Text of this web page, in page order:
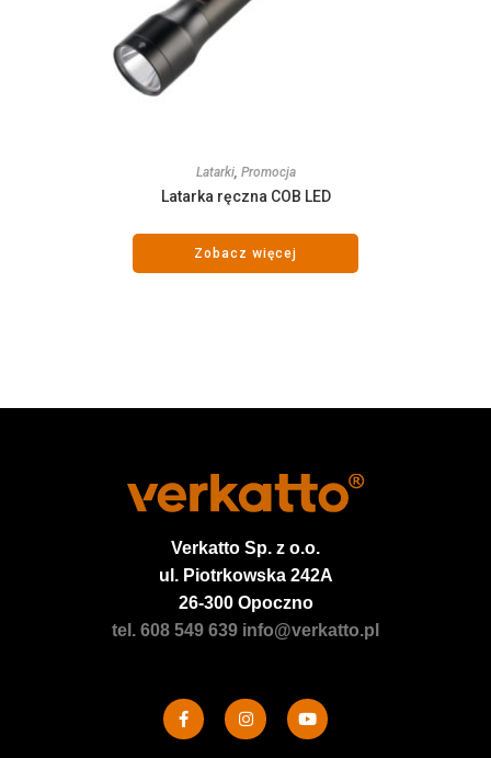
Latarki, Promocja
Latarka ręczna COB LED
Zobacz więcej
Verkatto Sp. z o.o.
ul. Piotrkowska 242A
26-300 Opoczno
tel. 608 549 639 info@verkatto.pl